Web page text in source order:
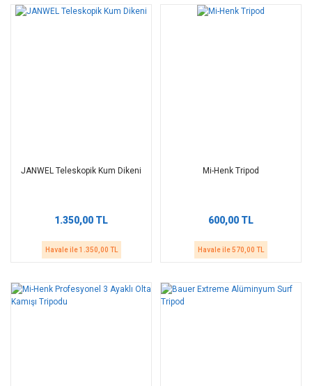
JANWEL Teleskopik Kum Dikeni
1.350,00 TL
Havale ile 1.350,00 TL
Mi-Henk Tripod
600,00 TL
Havale ile 570,00 TL